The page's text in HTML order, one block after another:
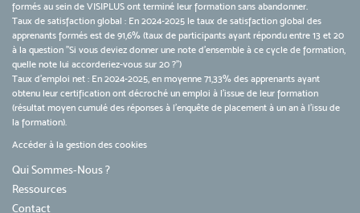
formés au sein de VISIPLUS ont terminé leur formation sans abandonner.
Taux de satisfaction global : En 2024-2025 le taux de satisfaction global des
apprenants formés est de 91,6% (taux de participants ayant répondu entre 13 et 20
à la question "Si vous deviez donner une note d’ensemble à ce cycle de formation,
quelle note lui accorderiez-vous sur 20 ?")
Taux d’emploi net : En 2024-2025, en moyenne 71,33% des apprenants ayant
obtenu leur certification ont décroché un emploi à l'issue de leur formation
(résultat moyen cumulé des réponses à l'enquête de placement à un an à l'issu de
la formation).
Accéder à la gestion des cookies
Qui Sommes-Nous ?
Ressources
Contact